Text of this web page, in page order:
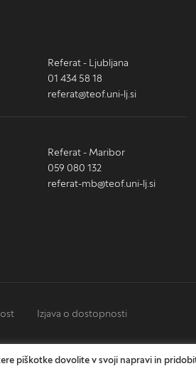
Referat - Ljubljana
01 434 58 18
referat@teof.uni-lj.si
Referat - Maribor
059 080 132
referat-mb@teof.uni-lj.si
Izjava o dostopnosti
piškotke dovolite v svoji napravi in